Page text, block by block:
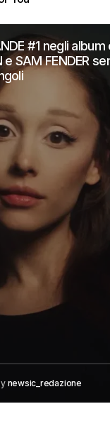
#1 negli album
e SAM FENDER
newsic_redazione